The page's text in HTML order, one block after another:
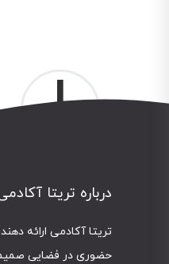
!
درباره تریتا
تریتا آکادمی ارائه
حضوری در فضایی